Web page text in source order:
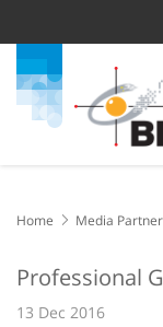
Home Media
Professional
13 Dec 2016